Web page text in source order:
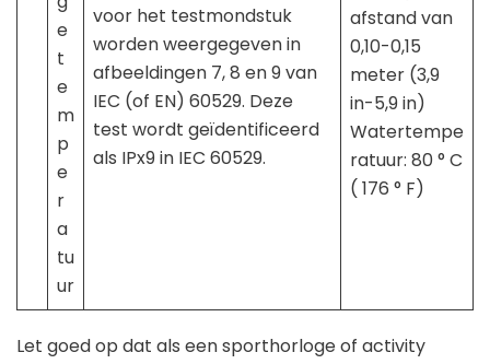
e
t
e
m
p
e
r
a
tu
ur
voor het testmondstuk
worden weergegeven in
afbeeldingen 7, 8 en 9 van
IEC (of EN) 60529. Deze
test wordt geïdentificeerd
als IPx9 in IEC 60529.
afstand van
0,10-0,15
meter (3,9
in-5,9 in)
Watertempe
ratuur: 80 ° C
( 176 ° F)
Let goed op dat als een sporthorloge of activity